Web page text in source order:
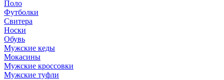
Поло
Футболки
Свитера
Носки
Обувь
Мужские кеды
Мокасины
Мужские кроссовки
Мужские туфли